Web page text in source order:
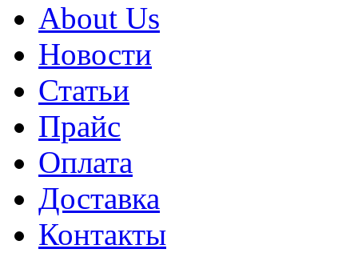
About Us
Новости
Статьи
Прайс
Оплата
Доставка
Контакты